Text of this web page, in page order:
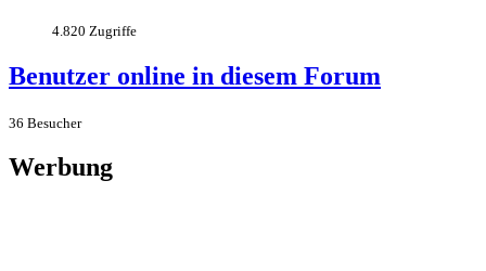
4.820 Zugriffe
Benutzer online in diesem Forum
36 Besucher
Werbung